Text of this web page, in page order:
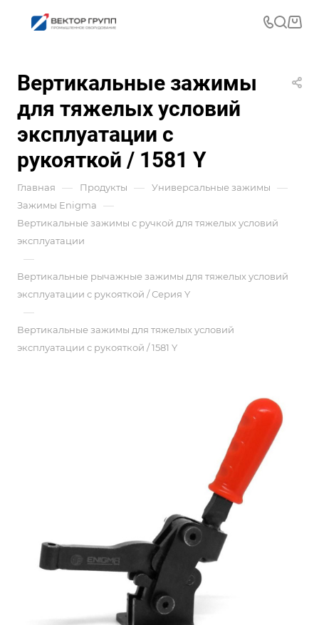
Вертикальные зажимы
для тяжелых условий
эксплуатации с
рукояткой / 1581 Y
Главная — Продукты — Универсальные зажимы —
Зажимы Enigma —
Вертикальные зажимы с ручкой для тяжелых условий
эксплуатации
—
Вертикальные рычажные зажимы для тяжелых условий
эксплуатации с рукояткой / Серия Y
—
Вертикальные зажимы для тяжелых условий
эксплуатации с рукояткой / 1581 Y